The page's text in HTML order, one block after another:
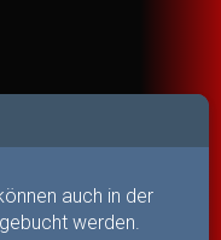
auch in der
werden.